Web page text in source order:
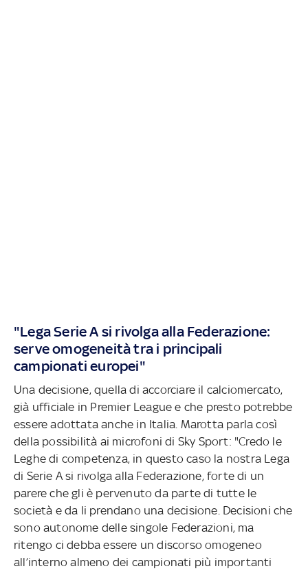
"Lega Serie A si rivolga alla Federazione:
serve omogeneità tra i principali
campionati europei"
Una decisione, quella di accorciare il calciomercato,
già ufficiale in Premier League e che presto potrebbe
essere adottata anche in Italia. Marotta parla così
della possibilità ai microfoni di Sky Sport: "Credo le
Leghe di competenza, in questo caso la nostra Lega
di Serie A si rivolga alla Federazione, forte di un
parere che gli è pervenuto da parte di tutte le
società e da li prendano una decisione. Decisioni che
sono autonome delle singole Federazioni, ma
ritengo ci debba essere un discorso omogeneo
all’interno almeno dei campionati più importanti